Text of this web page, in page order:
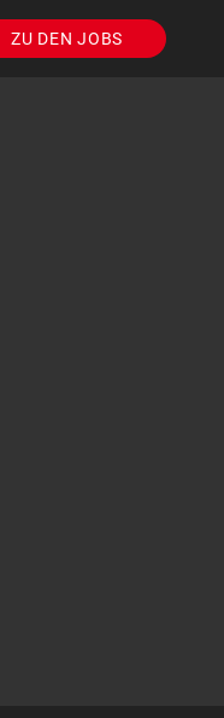
ZU DEN JOBS